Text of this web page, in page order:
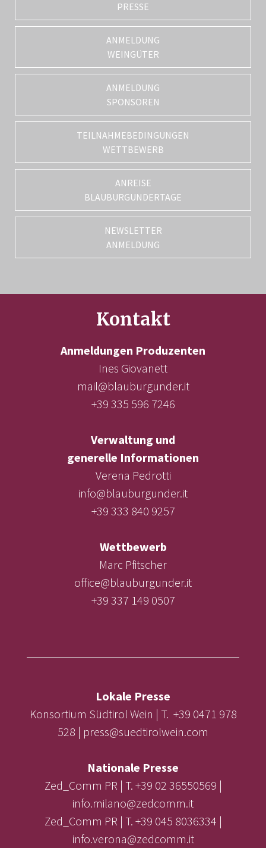
PRESSE
ANMELDUNG
WEINGÜTER
ANMELDUNG
SPONSOREN
TEILNAHMEBEDINGUNGEN
WETTBEWERB
ANREISE
BLAUBURGUNDERTAGE
NEWSLETTER
ANMELDUNG
Kontakt
Anmeldungen Produzenten
Ines Giovanett
mail@blauburgunder.it
+39 335 596 7246
Verwaltung und
generelle Informationen
Verena Pedrotti
info@blauburgunder.it
+39 333 840 9257
Wettbewerb
Marc Pfitscher
office@blauburgunder.it
+39 337 149 0507
Lokale Presse
Konsortium Südtirol Wein | T. +39 0471 978
528 | press@suedtirolwein.com
Nationale Presse
Zed_Comm PR | T. +39 02 36550569 |
info.milano@zedcomm.it
Zed_Comm PR | T. +39 045 8036334 |
info.verona@zedcomm.it